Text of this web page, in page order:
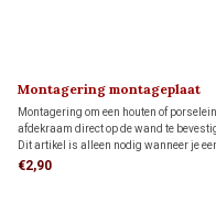
Montagering montageplaat
Montagering om een houten of
afdekraam direct op de wand te
Dit artikel is alleen nodig wanneer je
FONTINI-afdekraam als montageplaat
€2,90